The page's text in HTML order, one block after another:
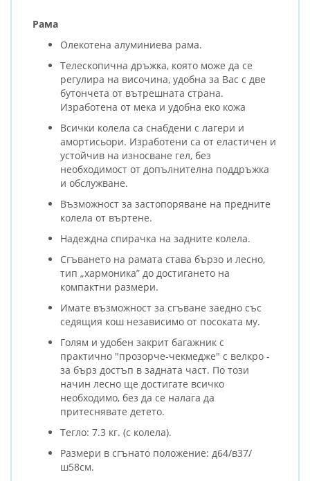
Рама
Олекотена алуминиева рама.
Телескопична дръжка, която може да се
регулира на височина, удобна за Вас с две
бутончета от вътрешната страна.
Изработена от мека и удобна еко кожа
Всички колела са снабдени с лагери и
амортисьори. Изработени са от еластичен и
устойчив на износване гел, без
необходимост от допълнителна поддръжка
и обслужване.
Възможност за застопоряване на предните
колела от въртене.
Надеждна спирачка на задните колела.
Сгъването на рамата става бързо и лесно,
тип „хармоника” до достигането на
компактни размери.
Имате възможност за сгъване заедно със
седящия кош независимо от посоката му.
Голям и удобен закрит багажник с
практично "прозорче-чекмедже" с велкро -
за бърз достъп в задната част. По този
начин лесно ще достигате всичко
необходимо, без да се налага да
притеснявате детето.
Тегло: 7.3 кг. (с колела).
Размери в сгънато положение: д64/в37/
ш58см.